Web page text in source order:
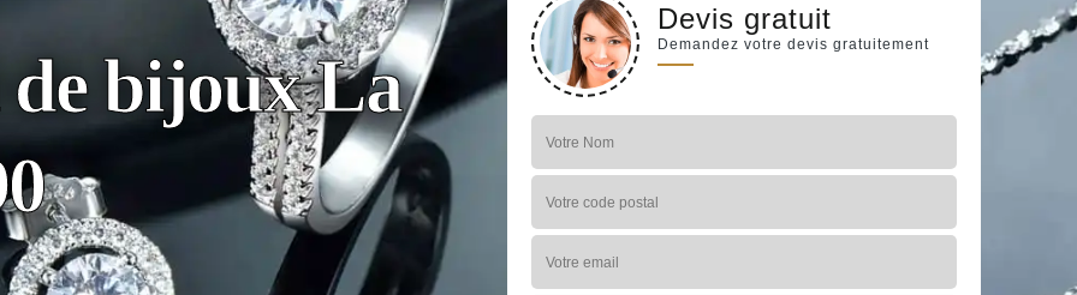
bijoux La
Devis gratuit
Demandez votre devis gratuitement